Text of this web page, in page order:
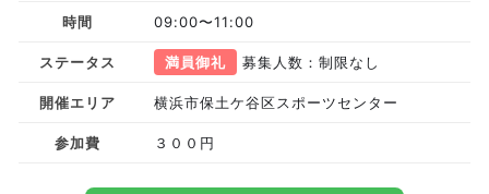
時間 09:00〜11:00
ステータス 満員御礼 募集人数：制限なし
開催エリア 横浜市保土ケ谷区スポーツセンター
参加費 ３００円